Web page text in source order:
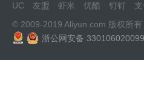
UC
友盟 虾米 优酷 钉钉
© 2009-2019 Aliyun.com 版权所有
浙公网安备